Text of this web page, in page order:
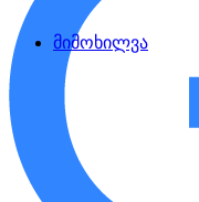
მიმოხილვა